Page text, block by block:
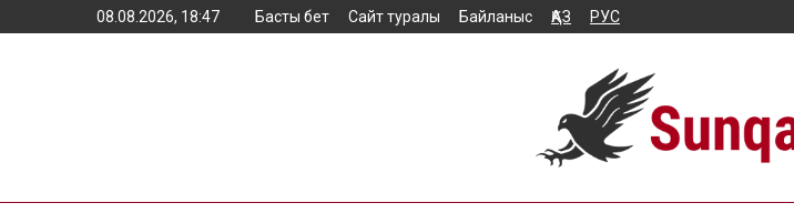
08.08.2026, 18:47 Басты бет Сайт туралы Байланыс ҚАЗ РУС